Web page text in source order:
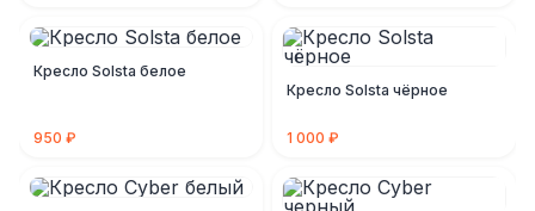
Кресло Solsta белое
950 ₽
Кресло Solsta чёрное
1 000 ₽